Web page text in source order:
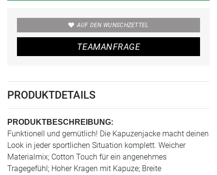
AUF DEN WUNSCHZETTEL
TEAMANFRAGE
PRODUKTDETAILS
PRODUKTBESCHREIBUNG:
Funktionell und gemütlich! Die Kapuzenjacke macht deinen
Look in jeder sportlichen Situation komplett. Weicher
Materialmix; Cotton Touch für ein angenehmes
Tragegefühl; Hoher Kragen mit Kapuze; Breite